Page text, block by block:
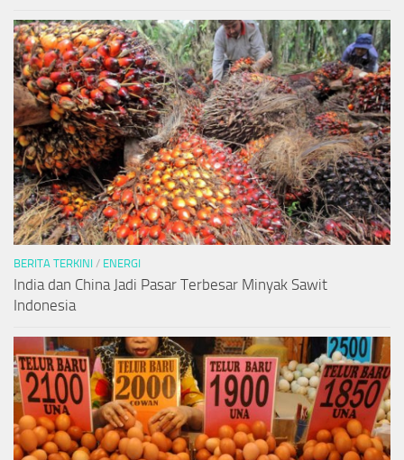
BERITA TERKINI / ENERGI
India dan China Jadi Pasar Terbesar Minyak Sawit
Indonesia